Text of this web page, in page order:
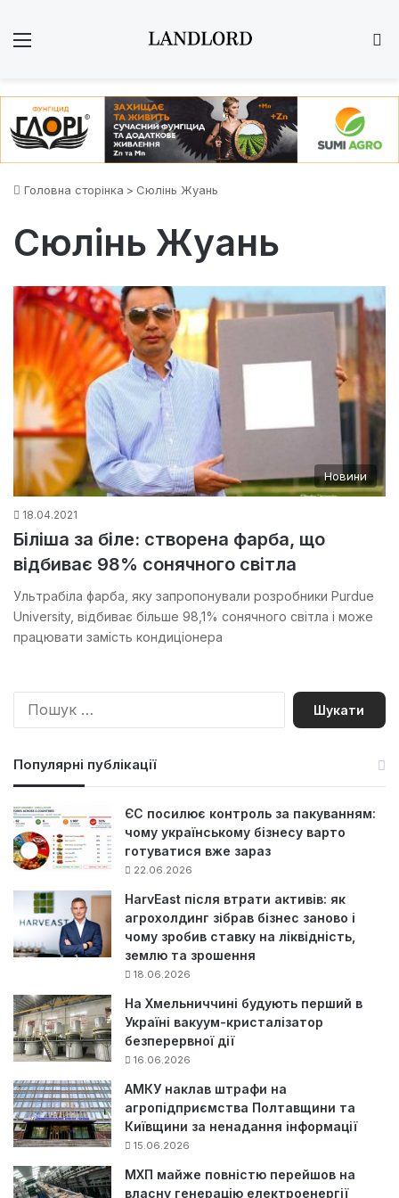
Головна сторінка > Сюлінь Жуань
Сюлінь Жуань
Новини
18.04.2021
Біліша за біле: створена фарба, що
відбиває 98% сонячного світла
Ультрабіла фарба, яку запропонували розробники Purdue
University, відбиває більше 98,1% сонячного світла і може
працювати замість кондиціонера
П
Популярні публікації
ЄС посилює контроль за пакуванням:
чому українському бізнесу варто
готуватися вже зараз
22.06.2026
HarvEast після втрати активів: як
агрохолдинг зібрав бізнес заново і
чому зробив ставку на ліквідність,
землю та зрошення
18.06.2026
На Хмельниччині будують перший в
Україні вакуум-кристалізатор
безперервної дії
16.06.2026
АМКУ наклав штрафи на
агропідприємства Полтавщини та
Київщини за ненадання інформації
15.06.2026
МХП майже повністю перейшов на
власну генерацію електроенергії